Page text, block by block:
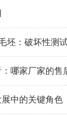
坯：破坏性测
中的关键角色